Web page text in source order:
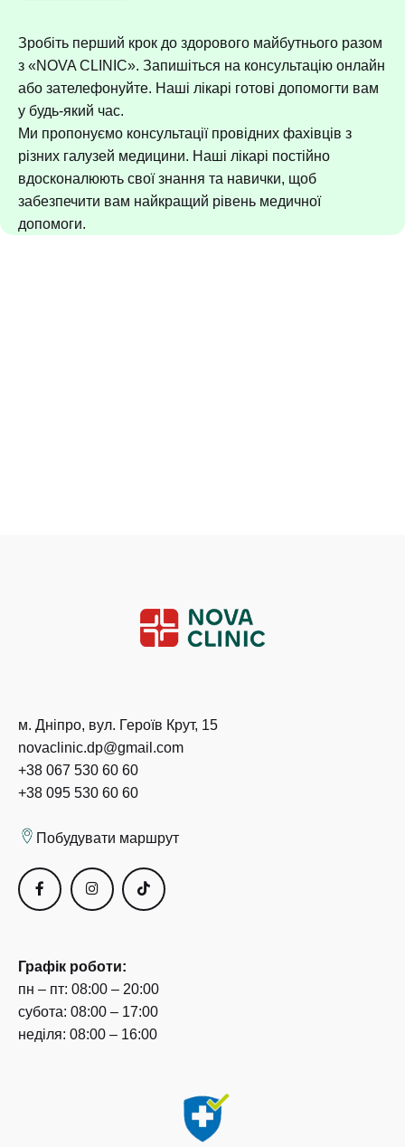
Зробіть перший крок до здорового майбутнього разом
з «NOVA CLINIC». Запишіться на консультацію онлайн
або зателефонуйте. Наші лікарі готові допомогти вам
у будь-який час.
Ми пропонуємо консультації провідних фахівців з
різних галузей медицини. Наші лікарі постійно
вдосконалюють свої знання та навички, щоб
забезпечити вам найкращий рівень медичної
допомоги.
м. Дніпро, вул. Героїв Крут, 15
novaclinic.dp@gmail.com
+38 067 530 60 60
+38 095 530 60 60
Побудувати маршрут
Графік роботи:
пн – пт: 08:00 – 20:00
субота: 08:00 – 17:00
неділя: 08:00 – 16:00